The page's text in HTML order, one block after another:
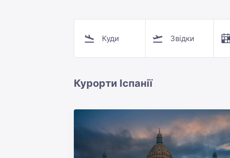
Куди Звідки
Курорти Іспанії